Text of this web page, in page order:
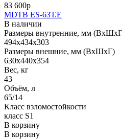
83 600р
MDTB ES-63Т.Е
В наличии
Размеры внутренние, мм
494x434x303
Размеры внешние, мм (ВхШхГ)
630x440x354
Вес, кг
43
Объём, л
65/14
Класс взломостойкости
класс S1
В корзину
В корзину